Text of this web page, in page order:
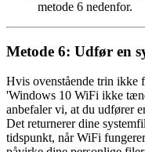
metode 6 nedenfor.
Metode 6: Udfør en
Hvis ovenstående trin ikke
'Windows 10 WiFi ikke
anbefaler vi, at du udfører
Det returnerer dine
tidspunkt, når WiFi